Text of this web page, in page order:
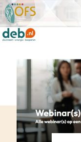
Detailhandel